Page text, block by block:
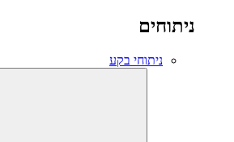
ניתוחים
ניתוחי בקע